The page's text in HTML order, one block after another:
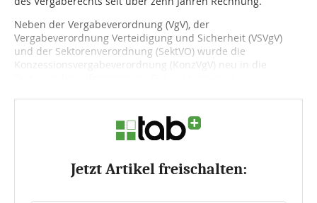
Neben der Vergabeverordnung (VgV), der
Vergabeverordnung Verteidigung und Sicherheit (VSVgV)
und der Sektorenverordnung (SektVO) wurde die
Konzessionsvergabeverordnung (KonzVgV) neu in die
Jetzt Artikel freischalten: